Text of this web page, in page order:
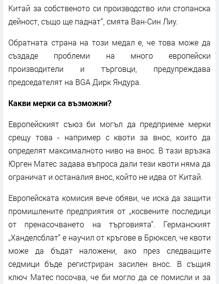
Китай за собственото си производство или стопанска
дейност, също ще паднат“, смята Ван-Син Лиу.
Обратната страна на този медал е, че това може да
създаде проблеми на много европейски
производители и търговци, предупреждава
председателят на BGA Дирк Яндура.
Какви мерки са възможни?
Европейският съюз би могъл да предприеме мерки
срещу това - например с квоти за внос, които да
определят максималното ниво на внос. В тази връзка
Юрген Матес задава въпроса дали тези квоти няма да
ограничат и останалия внос, който не идва от Китай.
Европейската комисия вече обяви, че иска да защити
промишлените предприятия от „косвените последици
от пренасочването на търговията“. Германският
„Ханделсблат“ е научил от кръгове в Брюксел, че квоти
може да бъдат наложени, ако през следващите
седмици бъде регистриран засилен внос. В същия
ключ Матес посочва, че би могло да се помисли и за